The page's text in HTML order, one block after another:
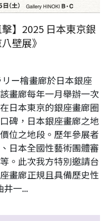
】2025 日本東京銀
壁展》
ー檜畫廊於日本銀座
畫廊每年一月舉辦一次
日本東京的銀座畫廊圈
碑，日本銀座畫廊之地
位之地段。歷年參展者
日本全國性藝術團體審
。此次我方特別邀請台
畫廊正規且具備歷史性
井一...